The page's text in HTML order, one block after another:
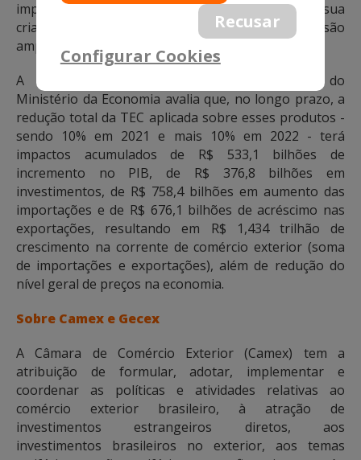
importante destacar que, desde 1994, quando da sua
criação, a TEC nunca havia sido alvo de uma revisão
ampla", destacou o secretário Lucas Ferraz.
A Secretaria de Comércio Exterior (Secex) do
Ministério da Economia avalia que, no longo prazo, a
redução total da TEC aplicada sobre esses produtos -
sendo 10% em 2021 e mais 10% em 2022 - terá
impactos acumulados de R$ 533,1 bilhões de
incremento no PIB, de R$ 376,8 bilhões em
investimentos, de R$ 758,4 bilhões em aumento das
importações e de R$ 676,1 bilhões de acréscimo nas
exportações, resultando em R$ 1,434 trilhão de
crescimento na corrente de comércio exterior (soma
de importações e exportações), além de redução do
nível geral de preços na economia.
Sobre Camex e Gecex
A Câmara de Comércio Exterior (Camex) tem a
atribuição de formular, adotar, implementar e
coordenar as políticas e atividades relativas ao
comércio exterior brasileiro, à atração de
investimentos estrangeiros diretos, aos
investimentos brasileiros no exterior, aos temas
Configurar Cookies